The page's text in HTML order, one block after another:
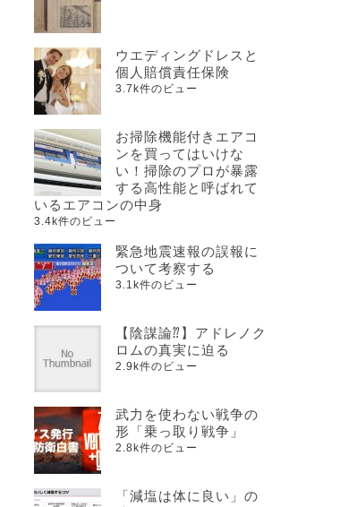
ウエディングドレスと
個人賠償責任保険
3.7k件のビュー
お掃除機能付きエアコ
ンを買ってはいけな
い！掃除のプロが暴露
する高性能と呼ばれて
いるエアコンの中身
3.4k件のビュー
緊急地震速報の誤報に
ついて考察する
3.1k件のビュー
【陰謀論⁇】アドレノク
ロムの真実に迫る
2.9k件のビュー
武力を使わない戦争の
形「乗っ取り戦争」
2.8k件のビュー
「減塩は体に良い」の